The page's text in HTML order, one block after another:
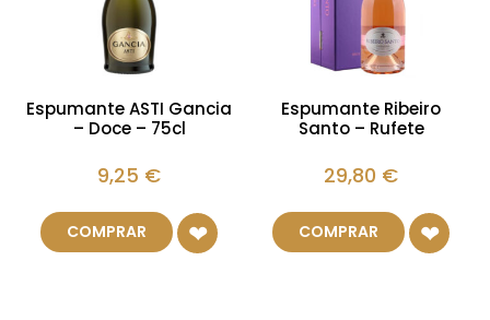
Espumante ASTI Gancia
– Doce – 75cl
9,25 €
COMPRAR
Espumante Ribeiro
Santo – Rufete
29,80 €
COMPRAR